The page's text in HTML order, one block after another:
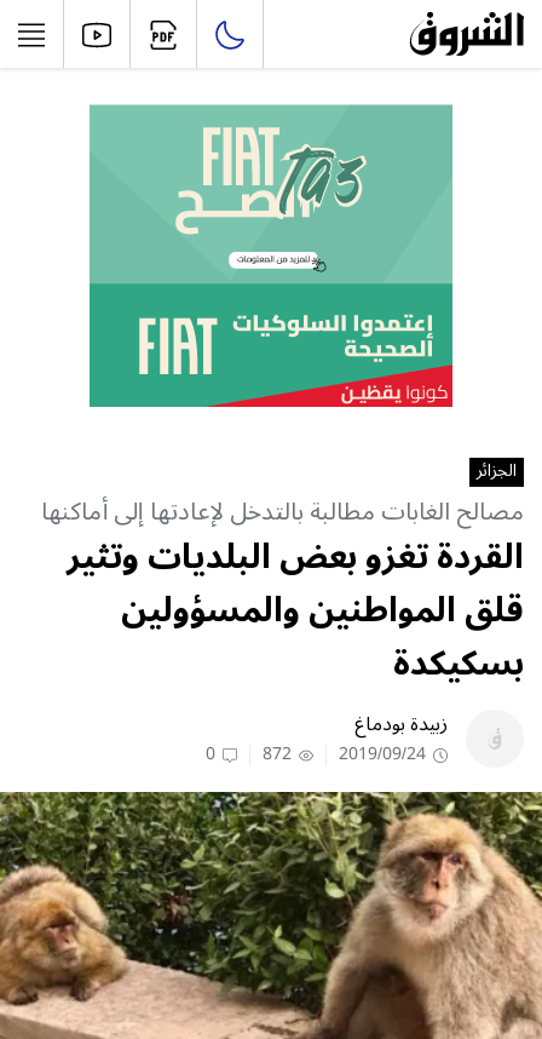
الجزائر
مصالح الغابات مطالبة بالتدخل لإعادتها إلى أماكنها
القردة تغزو بعض البلديات وتثير
قلق المواطنين والمسؤولين
بسكيكدة
زبيدة بودماغ
2019/09/24
872
0